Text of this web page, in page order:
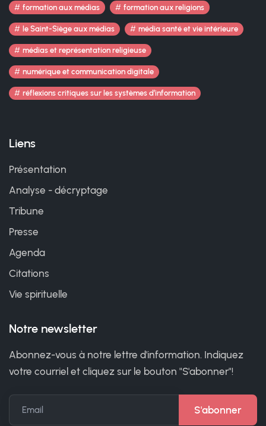
formation aux médias formation aux religions
le Saint-Siège aux médias média santé et vie intérieure
médias et représentation religieuse
numérique et communication digitale
réflexions critiques sur les systèmes d’information
Liens
Présentation
Analyse - décryptage
Tribune
Presse
Agenda
Citations
Vie spirituelle
Notre newsletter
Abonnez-vous à notre lettre d'information. Indiquez
votre courriel et cliquez sur le bouton "S'abonner"!
Email